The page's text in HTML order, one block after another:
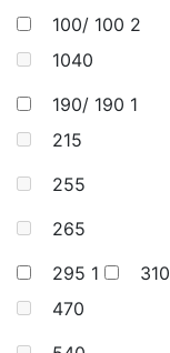
100/ 100 2
1040
190/ 190 1
215
255
265
295 1 310
470